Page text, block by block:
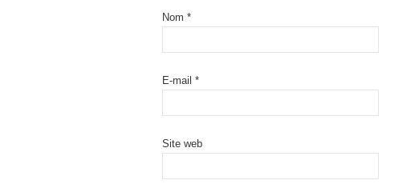
Nom *
E-mail *
Site web